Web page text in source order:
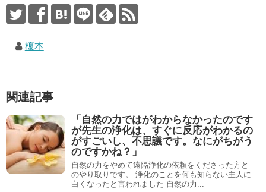
榎本
関連記事
「自然の力ではがわからなかったのです
が先生の浄化は、すぐに反応がわかるの
がすごいし、不思議です。なにがちがう
のですかね？」
自然の力をやめて遠隔浄化の依頼をくださった方と
のやり取りです。 浄化のことを何も知らない主人に
白くなったと言われました 自然の力...